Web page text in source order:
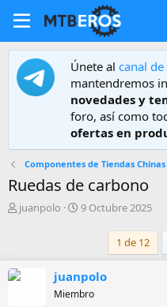
Únete al canal
mantendremos
novedades y
foro, así como
ofertas en
Componentes de Tiendas Chinas
Ruedas de carbono
A
juanpolo
F
d
e
9 Octubre 2025
1 de 12
juanpolo
Miembro